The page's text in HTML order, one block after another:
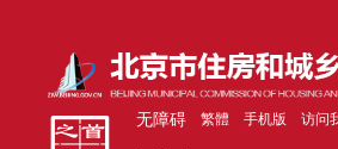
无障碍 繁體 手机版 访问